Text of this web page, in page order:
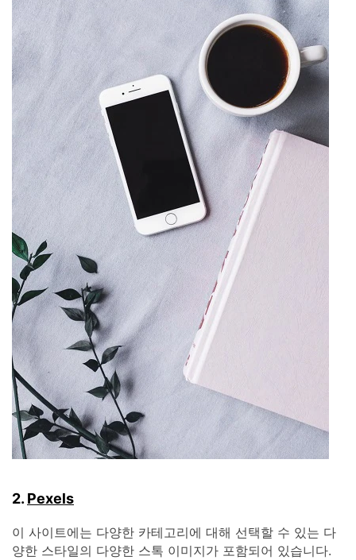
2. Pexels
이 사이트에는 다양한 카테고리에 대해 선택할 수 있는 다
양한 스타일의 다양한 스톡 이미지가 포함되어 있습니다.